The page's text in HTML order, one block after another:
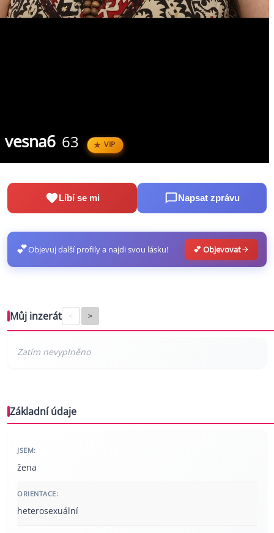
vesna6 63 VIP
Líbí se mi Napsat zprávu
💕Objevuj další profily a najdi svou lásku! 💕 Objevovat
Můj inzerát < >
Základní údaje
JSEM:
žena
ORIENTACE:
heterosexuální